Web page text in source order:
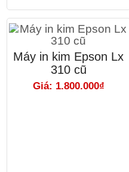
Máy in kim Epson Lx
310 cũ
Giá: 1.800.000₫